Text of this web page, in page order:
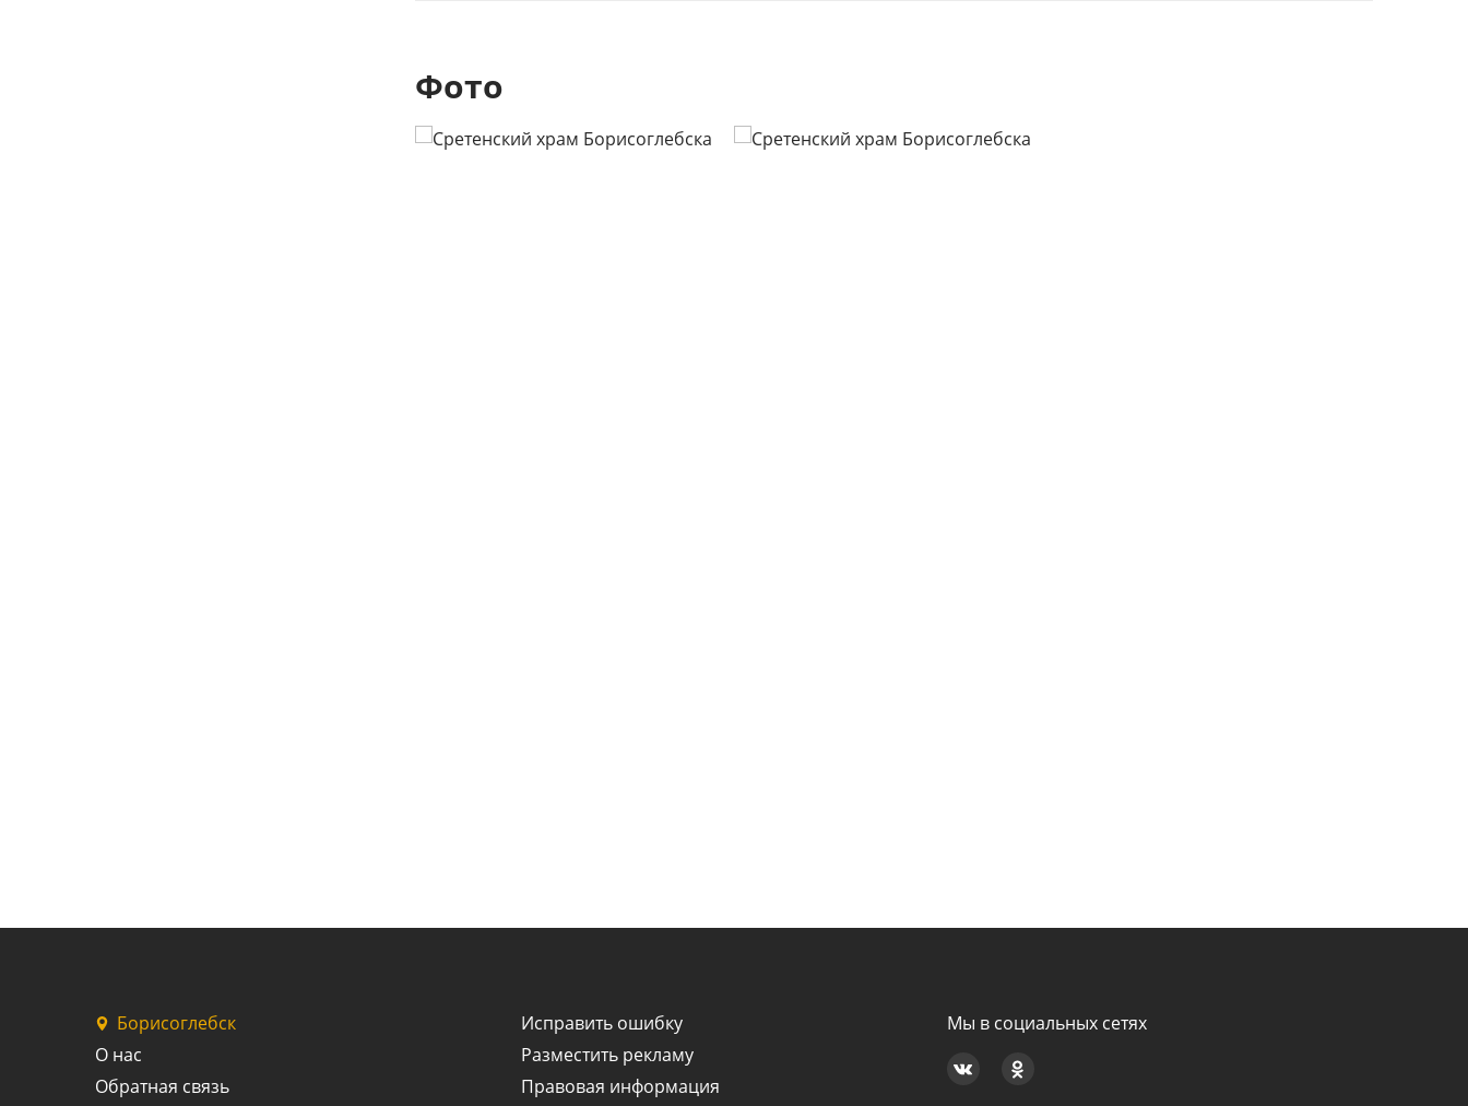
Фото
Борисоглебск
О нас
Обратная связь
Исправить ошибку
Разместить рекламу
Правовая информация
Мы в социальных сетях